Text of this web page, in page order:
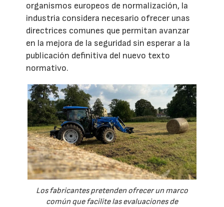
organismos europeos de normalización, la
industria considera necesario ofrecer unas
directrices comunes que permitan avanzar
en la mejora de la seguridad sin esperar a la
publicación definitiva del nuevo texto
normativo.
Los fabricantes pretenden ofrecer un marco
común que facilite las evaluaciones de